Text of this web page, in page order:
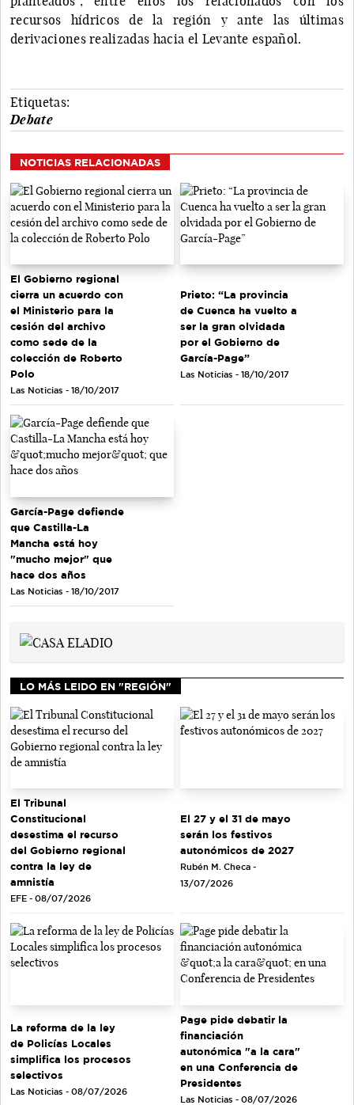
recursos hídricos de la región y ante las últimas
derivaciones realizadas hacia el Levante español.
Etiquetas:
Debate
NOTICIAS RELACIONADAS
El Gobierno regional
cierra un acuerdo con
el Ministerio para la
cesión del archivo
como sede de la
colección de Roberto
Polo
Las Noticias - 18/10/2017
Prieto: “La provincia
de Cuenca ha vuelto a
ser la gran olvidada
por el Gobierno de
García-Page”
Las Noticias - 18/10/2017
García-Page defiende
que Castilla-La
Mancha está hoy
"mucho mejor" que
hace dos años
Las Noticias - 18/10/2017
LO MÁS LEIDO EN "REGIÓN"
El Tribunal
Constitucional
desestima el recurso
del Gobierno regional
contra la ley de
amnistía
EFE - 08/07/2026
El 27 y el 31 de mayo
serán los festivos
autonómicos de 2027
Rubén M. Checa -
13/07/2026
La reforma de la ley
de Policías Locales
simplifica los procesos
selectivos
Las Noticias - 08/07/2026
Page pide debatir la
financiación
autonómica "a la cara"
en una Conferencia de
Presidentes
Las Noticias - 08/07/2026